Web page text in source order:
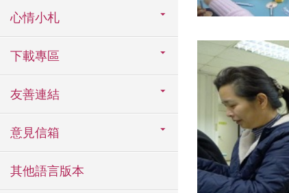
心情小札
下載專區
友善連結
意見信箱
其他語言版本